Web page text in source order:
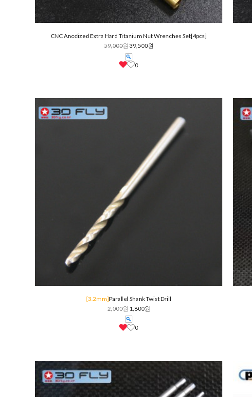
CNC Anodized Extra Hard Titanium Nut Wrenches Set[4pcs]
59,000원39,500원
0
[3.2mm]Parallel Shank Twist Drill
2,000원 1,800원
0